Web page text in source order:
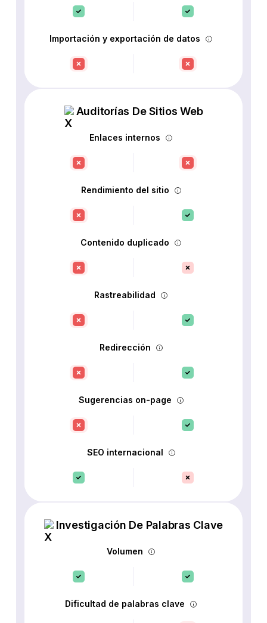
Importación y exportación de datos
Auditorías De Sitios Web
Enlaces internos
Rendimiento del sitio
Contenido duplicado
Rastreabilidad
Redirección
Sugerencias on-page
SEO internacional
Investigación De Palabras Clave
Volumen
Dificultad de palabras clave